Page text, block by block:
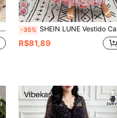
-35% SHEIN LUNE Vestido Casual Longo com Estampa Paisley Plus Size para Férias, Estilo Boho, Verão, Old Money, Looks de Verão para Mulheres, Primavera, Rave, Festival, Spring Break
R$81,89